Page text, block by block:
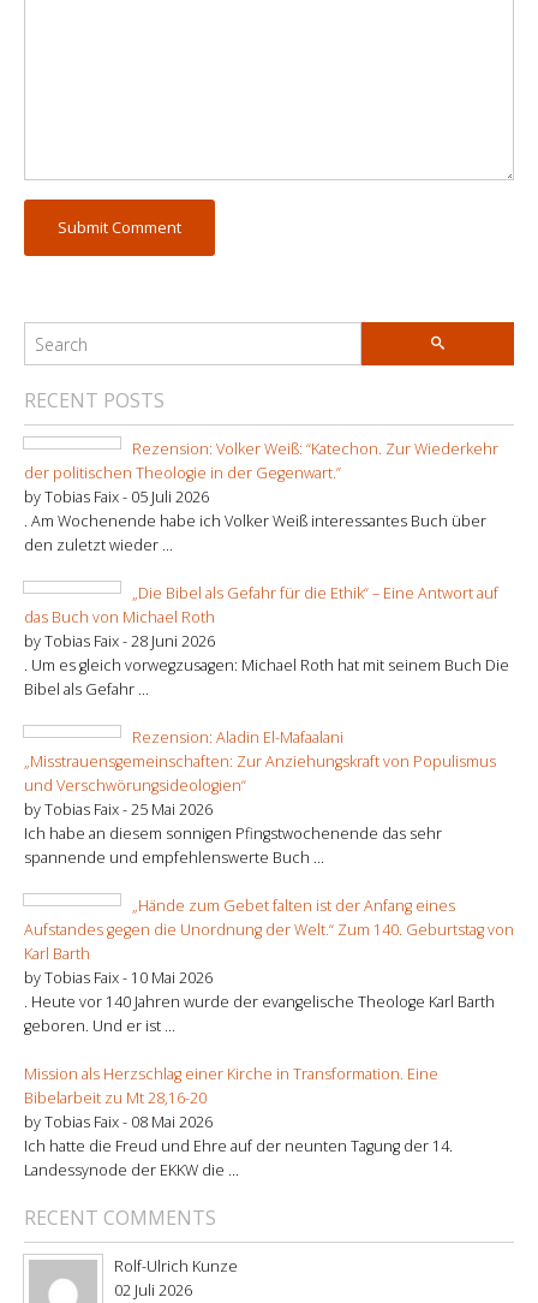
RECENT POSTS
Rezension: Volker Weiß: “Katechon. Zur Wiederkehr
der politischen Theologie in der Gegenwart.”
by Tobias Faix - 05 Juli 2026
. Am Wochenende habe ich Volker Weiß interessantes Buch über
den zuletzt wieder ...
„Die Bibel als Gefahr für die Ethik“ – Eine Antwort auf
das Buch von Michael Roth
by Tobias Faix -28 Juni 2026
. Um es gleich vorwegzusagen: Michael Roth hat mit seinem Buch Die
Bibel als Gefahr ...
Rezension: Aladin El-Mafaalani
„Misstrauensgemeinschaften: Zur Anziehungskraft von Populismus
und Verschwörungsideologien“
by Tobias Faix -25 Mai 2026
Ich habe an diesem sonnigen Pfingstwochenende das sehr
spannende und empfehlenswerte Buch ...
„Hände zum Gebet falten ist der Anfang eines
Aufstandes gegen die Unordnung der Welt.“ Zum 140. Geburtstag von
Karl Barth
by Tobias Faix - 10 Mai 2026
. Heute vor 140 Jahren wurde der evangelische Theologe Karl Barth
geboren. Und er ist ...
Mission als Herzschlag einer Kirche in Transformation. Eine
Bibelarbeit zu Mt 28,16-20
by Tobias Faix - 08 Mai 2026
Ich hatte die Freud und Ehre auf der neunten Tagung der 14.
Landessynode der EKKW die ...
RECENT COMMENTS
Rolf-Ulrich Kunze
02 Juli 2026